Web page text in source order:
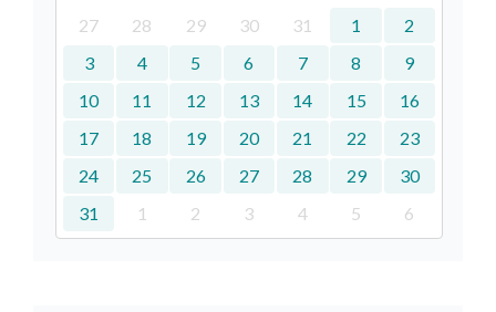
27 28 29 30 31 1
2
3
4 5 6 7 8
9
10
11 12 13 14 15
16
17
18 19 20 21 22
23
24
25 26 27 28 29
30
31
1 2 3 4 5 6